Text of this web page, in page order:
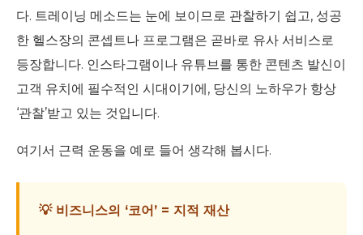
다. 트레이닝 메소드는 눈에 보이므로 관찰하기 쉽고, 성공
한 헬스장의 콘셉트나 프로그램은 곧바로 유사 서비스로
등장합니다. 인스타그램이나 유튜브를 통한 콘텐츠 발신이
고객 유치에 필수적인 시대이기에, 당신의 노하우가 항상
‘관찰’받고 있는 것입니다.
여기서 근력 운동을 예로 들어 생각해 봅시다.
💡 비즈니스의 ‘코어’ = 지적 재산